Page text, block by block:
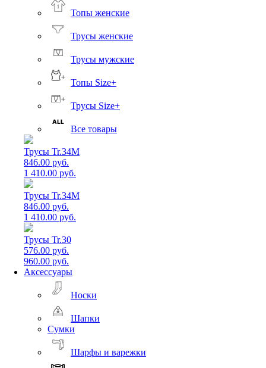
Топы женские
Трусы женские
Трусы мужские
Топы Size+
Трусы Size+
Все товары
Трусы Tr.34M
846.00 руб.
1 410.00 руб.
Трусы Tr.34M
846.00 руб.
1 410.00 руб.
Трусы Tr.30
576.00 руб.
960.00 руб.
Аксессуары
Носки
Шапки
Сумки
Шарфы и варежки